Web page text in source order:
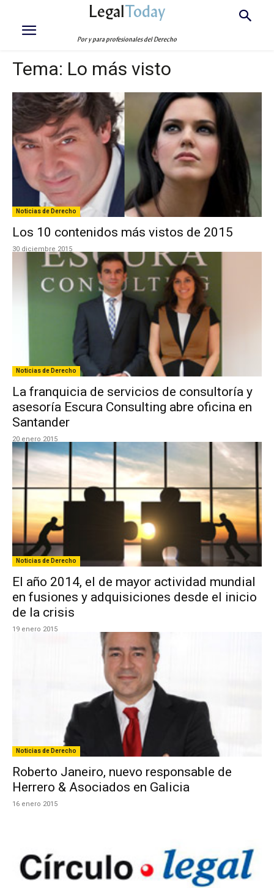
LegalToday
Por y para profesionales del Derecho
Tema: Lo más visto
Noticias de Derecho
Los 10 contenidos más vistos de 2015
30 diciembre 2015
Noticias de Derecho
La franquicia de servicios de consultoría y
asesoría Escura Consulting abre oficina en
Santander
20 enero 2015
Noticias de Derecho
El año 2014, el de mayor actividad mundial
en fusiones y adquisiciones desde el inicio
de la crisis
19 enero 2015
Noticias de Derecho
Roberto Janeiro, nuevo responsable de
Herrero & Asociados en Galicia
16 enero 2015